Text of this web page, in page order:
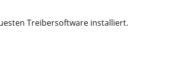
Treibersoftware installiert.